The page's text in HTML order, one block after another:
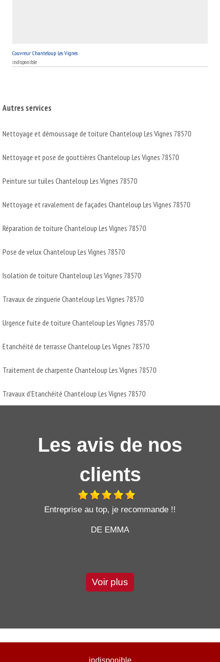
Couvreur Chanteloup Les Vignes
indisponible
Autres services
Nettoyage et démoussage de toiture Chanteloup Les Vignes 78570
Nettoyage et pose de gouttières Chanteloup Les Vignes 78570
Peinture sur tuiles Chanteloup Les Vignes 78570
Nettoyage et ravalement de façades Chanteloup Les Vignes 78570
Réparation de toiture Chanteloup Les Vignes 78570
Pose de velux Chanteloup Les Vignes 78570
Isolation de toiture Chanteloup Les Vignes 78570
Travaux de zinguerie Chanteloup Les Vignes 78570
Urgence fuite de toiture Chanteloup Les Vignes 78570
Etanchéité de terrasse Chanteloup Les Vignes 78570
Traitement de charpente Chanteloup Les Vignes 78570
Travaux d'Etanchéité Chanteloup Les Vignes 78570
Les avis de nos
clients
Entreprise au top, je recommande !!
DE EMMA
Voir plus
indisponible